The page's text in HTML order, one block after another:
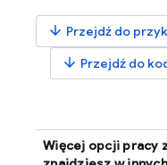
arrow_downward Przejdź do
arrow_downward Przejdź do
Więcej opcji pracy